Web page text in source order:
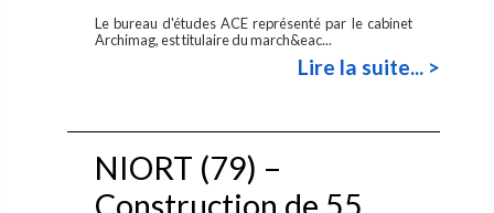
Le bureau d'études ACE représenté par le cabinet
Archimag, est titulaire du march&eac...
Lire la suite... >
NIORT (79) –
Construction de 55